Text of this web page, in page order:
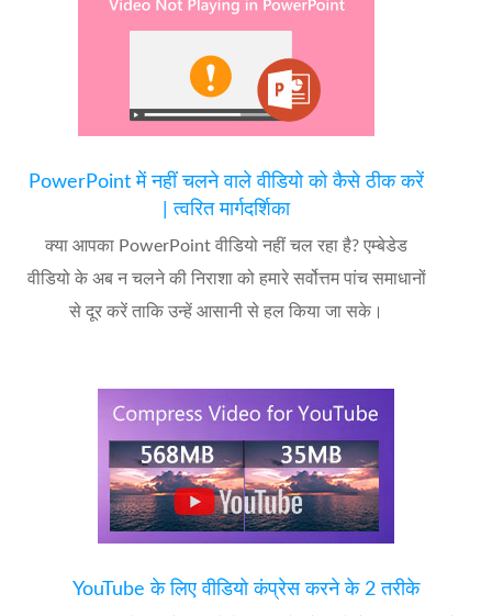
PowerPoint में नहीं चलने वाले वीडियो को कैसे ठीक करें
| त्वरित मार्गदर्शिका
क्या आपका PowerPoint वीडियो नहीं चल रहा है? एम्बेडेड
वीडियो के अब न चलने की निराशा को हमारे सर्वोत्तम पांच समाधानों
से दूर करें ताकि उन्हें आसानी से हल किया जा सके।
YouTube के लिए वीडियो कंप्रेस करने के 2 तरीके